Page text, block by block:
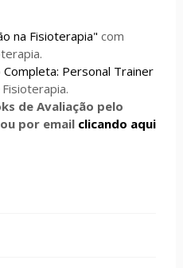
na Fisioterapia" com
Completa: Personal Trainer
de Avaliação pelo
ou por emailclicando aqui